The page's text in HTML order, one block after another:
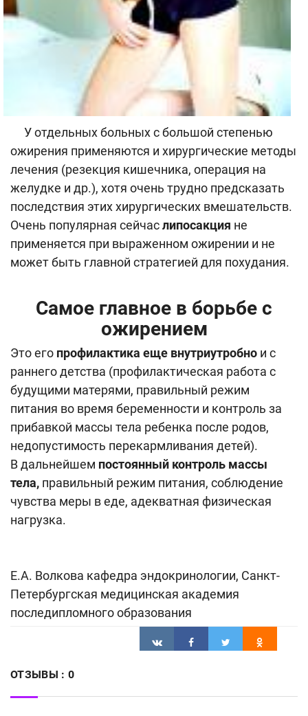
У отдельных больных с большой степенью
ожирения применяются и хирургические методы
лечения (резекция кишечника, операция на
желудке и др.), хотя очень трудно предсказать
последствия этих хирургических вмешательств.
Очень популярная сейчаслипосакция не
применяется при выраженном ожирении и не
может быть главной стратегией для похудания.
Самое главное в борьбе с
ожирением
Это его профилактика еще внутриутробно и с
раннего детства (профилактическая работа с
будущими матерями, правильный режим
питания во время беременности и контроль за
прибавкой массы тела ребенка после родов,
недопустимость перекармливания детей).
В дальнейшем постоянный контроль массы
тела, правильный режим питания, соблюдение
чувства меры в еде, адекватная физическая
нагрузка.
Е.А. Волкова кафедра эндокринологии, Санкт-
Петербургская медицинская академия
последипломного образования
ОТЗЫВЫ : 0